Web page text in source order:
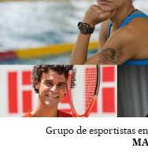
Grupo de esportistas